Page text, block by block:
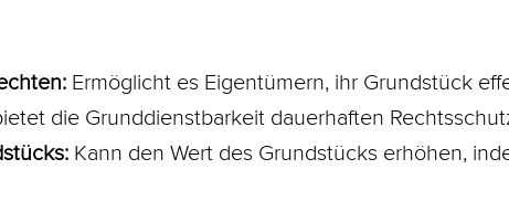
Ermöglicht es Eigentümern, ihr Grundstück
die Grunddienstbarkeit dauerhaften
Kann den Wert des Grundstücks erhöhen,